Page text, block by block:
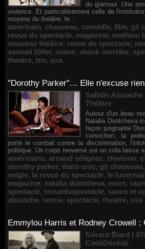
du glamour. Une
violence. Et particulièrement celle de
moyens du théâtre, le...
américain, chauveau, comédie, film, gil
revue du spectacle, magazine, mathieu
nouveau théâtre, revue du spectacle,
samuel füller, scene, shock corridor,
theatre, tns, usa
"Dorothy Parker"… Elle n'excuse
Safidin Alouache
Théâtre
Autour d'un beau
Natalia Dontcheva
façon poignante
conviction, la
porté le combat contre la discrimination,
politique. Un corps renversé sur un sofa laisse
américains, arnaud sélignac, chanson,
dorothy parker, états-unis, gil chauveau,
seigle, la revue du spectacle, le
magazine, natalia dontcheva, noirs,
spectacle, revueduspectacle, sacco et
alouache, scene, spectacle, theatre, usa
Emmylou Harris et Rodney Crowell :
Gérard Biard |
CédéDévédé